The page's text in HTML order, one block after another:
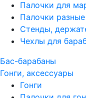
Палочки для
Палочки разные
Стенды,
Чехлы для
Бас-барабаны
Гонги, аксессуары
Гонги